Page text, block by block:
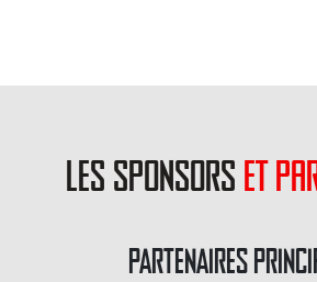
les sponsors et
PARTENAIRES